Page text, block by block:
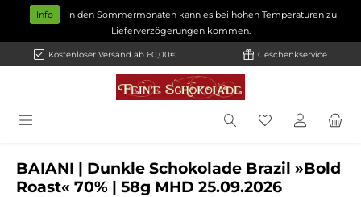
Zum Hauptinhalt springen
Info
In den Sommermonaten kann es bei hohen Temperaturen zu
Lieferverzögerungen kommen.
Kostenloser Versand ab 60,00€ Geschenkservice
BAIANI | Dunkle Schokolade Brazil »Bold
Roast« 70% | 58g MHD 25.09.2026